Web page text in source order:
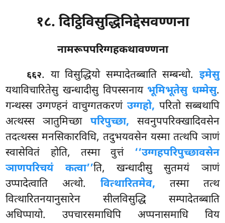
१८. दिट्ठिविसुद्धिनिद्देसवण्णना
नामरूपपरिग्गहकथावण्णना
६६२. याविसुद्धियो सम्पादेतब्बाति सम्बन्धो. इमेसु
यथाविचारितेसु खन्धादीसु विपस्सनाय भूमिभूतेसु धम्मेसु.
गन्थस्स उग्गण्हनं वाचुग्गतकरणं उग्गहो, परितो सब्बथापि
अत्थस्स ञातुमिच्छा परिपुच्छा, सवनुपपरिक्खादिवसेन
तदत्थस्स मनसिकारविधि, तदुभयवसेन यस्मा तत्थपि ञाणं
स्वासेवितं होति, तस्मा वुत्तं ‘‘उग्गहपरिपुच्छावसेन
ञाणपरिचयं कत्वा’’ति, खन्धादीसु सुतमयं ञाणं
उप्पादेत्वाति अत्थो. वित्थारितमेव, तस्मा तत्थ
वित्थारितनयानुसारेन सीलविसुद्धि सम्पादेतब्बाति
अधिप्पायो. उपचारसमाधिपि अप्पनासमाधि विय